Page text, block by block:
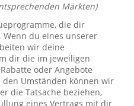
Märkten)
die dir
Wenn du eines unserer
wir deine
dir die im jeweiligen
oder Angebote
Umständen können wir
die Tatsache beziehen,
eines Vertrags mit dir